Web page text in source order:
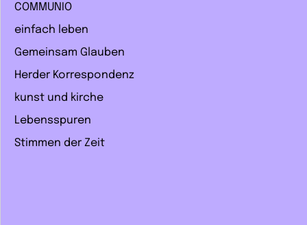
COMMUNIO
einfach leben
Gemeinsam Glauben
Herder Korrespondenz
kunst und kirche
Lebensspuren
Stimmen der Zeit